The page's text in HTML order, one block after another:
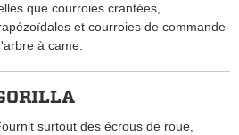
que courroies crantées,
et courroies de commande
à came.
surtout des écrous de roue,